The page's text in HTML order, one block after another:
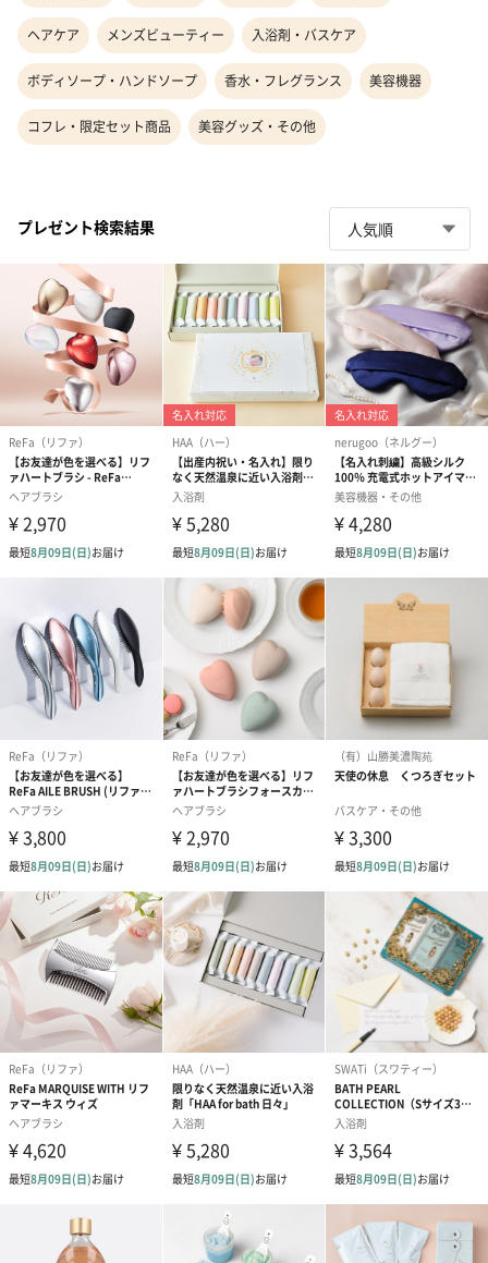
ヘアケア メンズビューティー 入浴剤・バスケア
ボディソープ・ハンドソープ 香水・フレグランス 美容機器
コフレ・限定セット商品 美容グッズ・その他
プレゼント検索結果